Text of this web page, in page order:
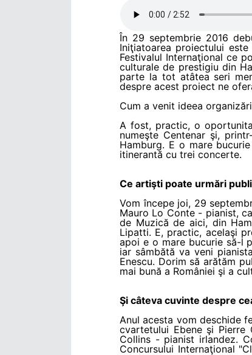
În 29 septembrie 2016
Iniţiatoarea proiectului
Festivalul Internaţional ce
culturale de prestigiu din
parte la tot atâtea seri
despre acest proiect ne
Cum a venit ideea
A fost, practic, o
numeşte Centenar şi,
Hamburg. E o mare
itinerantă cu trei concerte.
Ce artişti poate urmări
Vom începe joi, 29
Mauro Lo Conte - pianist,
de Muzică de aici, din
Lipatti. E, practic, acelaşi
apoi e o mare bucurie să-l
iar sâmbătă va veni
Enescu. Dorim să arătăm
mai bună a României şi a
Şi câteva cuvinte despre
Anul acesta vom deschide
cvartetului Ebene şi
Collins - pianist irlandez.
Concursului Internaţional